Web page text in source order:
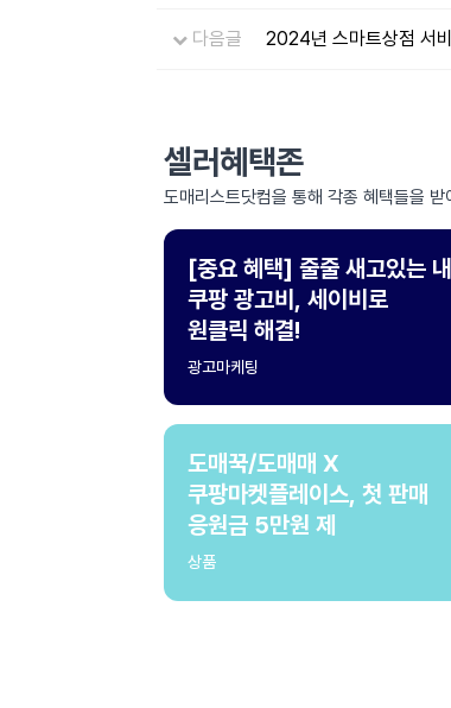
다음글
2024년 스마트상점 서
셀러혜택존
도매리스트닷컴을 통해 각종 혜택들을 받
[중요 혜택] 줄줄 새고있는 내
쿠팡 광고비, 세이비로
원클릭 해결!
광고마케팅
도매꾹/도매매 X
쿠팡마켓플레이스, 첫 판매
응원금 5만원 제
상품